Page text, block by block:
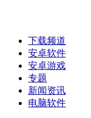
下载频道
安卓软件
安卓游戏
专题
新闻资讯
电脑软件